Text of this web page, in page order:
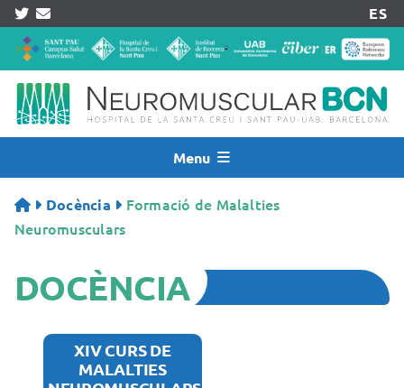
Skip
content
ES
Menu
Notícies
Assistència
Pacients
Centre Acreditat
Docència
Formació de Malalties
Neuromusculars
DOCÈNCIA
XIV CURS DE
MALALTIES